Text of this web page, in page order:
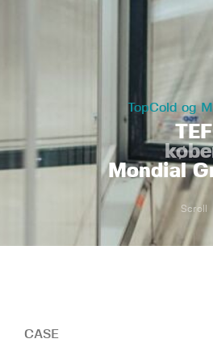
TopCold og
Mondial
Scroll
CASE